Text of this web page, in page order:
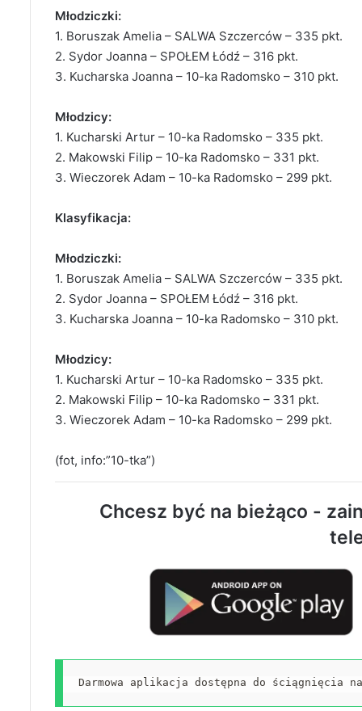
Młodziczki:
1. Boruszak Amelia – SALWA Szczerców – 335 pkt.
2. Sydor Joanna – SPOŁEM Łódź – 316 pkt.
3. Kucharska Joanna – 10-ka Radomsko – 310 pkt.
Młodzicy:
1. Kucharski Artur – 10-ka Radomsko – 335 pkt.
2. Makowski Filip – 10-ka Radomsko – 331 pkt.
3. Wieczorek Adam – 10-ka Radomsko – 299 pkt.
Klasyfikacja:
Młodziczki:
1. Boruszak Amelia – SALWA Szczerców – 335 pkt.
2. Sydor Joanna – SPOŁEM Łódź – 316 pkt.
3. Kucharska Joanna – 10-ka Radomsko – 310 pkt.
Młodzicy:
1. Kucharski Artur – 10-ka Radomsko – 335 pkt.
2. Makowski Filip – 10-ka Radomsko – 331 pkt.
3. Wieczorek Adam – 10-ka Radomsko – 299 pkt.
(fot, info:”10-tka”)
Chcesz być na bieżąco -
Darmowa aplikacja dostępna do ściągnięcia